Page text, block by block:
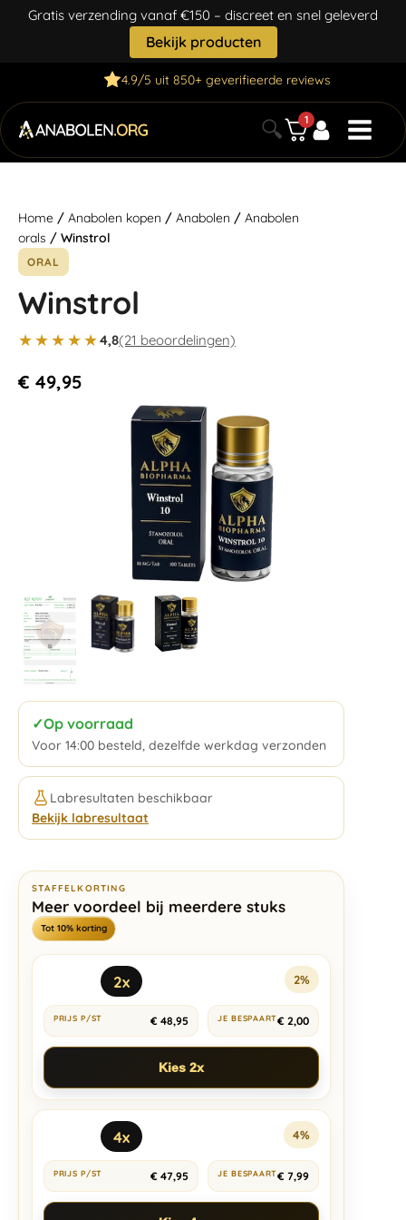
Gratis verzending vanaf €150 – discreet en snel geleverd
Bekijk producten
4.9/5 uit 850+ geverifieerde reviews
🔍 1
Home / Anabolen kopen / Anabolen / Anabolen
orals / Winstrol
ORAL
Winstrol
★★★★★4,8(21 beoordelingen)
€ 49,95
✓Op voorraad
Voor 14:00 besteld, dezelfde werkdag verzonden
Labresultaten beschikbaar
Bekijk labresultaat
STAFFELKORTING
Meer voordeel bij meerdere stuks
Tot 10% korting
2x 2%
€ 48,95 € 2,00
Kies 2x
4x 4%
€ 47,95 € 7,99